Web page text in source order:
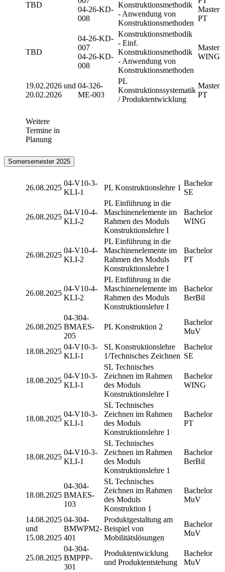
TBD
04-26-KD-
008
Konstruktionsmethodik
- Anwendung von
Konstruktionsmethoden
Master
PT
TBD
04-26-KD-
007
04-26-KD-
008
Konstruktionsmethodik
- Einf.
Konstruktionsmethodik
- Anwendung von
Konstruktionsmethoden
Master
WING
19.02.2026 und
20.02.2026
04-326-
ME-003
PL
Konstruktionssystematik
/ Produktentwicklung
Master
PT
Weitere
Termine in
Planung
Somersemester 2025
26.08.2025
04-V10-3-
KLI-1
PL Konstruktionslehre 1
Bachelor
SE
26.08.2025
04-V10-4-
KLI-2
PL Einführung in die
Maschinenelemente im
Rahmen des Moduls
Konstruktionslehre I
Bachelor
WING
26.08.2025
04-V10-4-
KLI-2
PL Einführung in die
Maschinenelemente im
Rahmen des Moduls
Konstruktionslehre I
Bachelor
PT
26.08.2025
04-V10-4-
KLI-2
PL Einführung in die
Maschinenelemente im
Rahmen des Moduls
Konstruktionslehre I
Bachelor
BerBil
26.08.2025
04-304-
BMAES-
205
PL Konstruktion 2
Bachelor
MuV
18.08.2025
04-V10-3-
KLI-1
SL Konstruktionslehre
1/Technisches Zeichnen
Bachelor
SE
18.08.2025
04-V10-3-
KLI-1
SL Technisches
Zeichnen im Rahmen
des Moduls
Konstruktionslehre I
Bachelor
WING
18.08.2025
04-V10-3-
KLI-1
SL Technisches
Zeichnen im Rahmen
des Moduls
Konstruktionslehre 1
Bachelor
PT
18.08.2025
04-V10-3-
KLI-1
SL Technisches
Zeichnen im Rahmen
des Moduls
Konstruktionslehre 1
Bachelor
BerBil
18.08.2025
04-304-
BMAES-
103
SL Technisches
Zeichnen im Rahmen
des Moduls
Konstruktion 1
Bachelor
MuV
14.08.2025
und
15.08.2025
04-304-
BMWPM2-
401
Produktgestaltung am
Beispiel von
Mobilitätslösungen
Bachelor
MuV
25.08.2025
04-304-
BMPPP-
301
Produktentwicklung
und Produktentstehung
Bachelor
MuV